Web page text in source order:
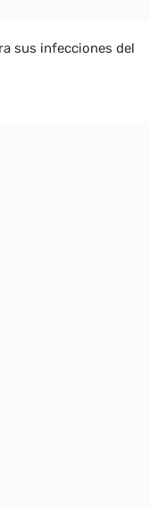
sus infecciones del